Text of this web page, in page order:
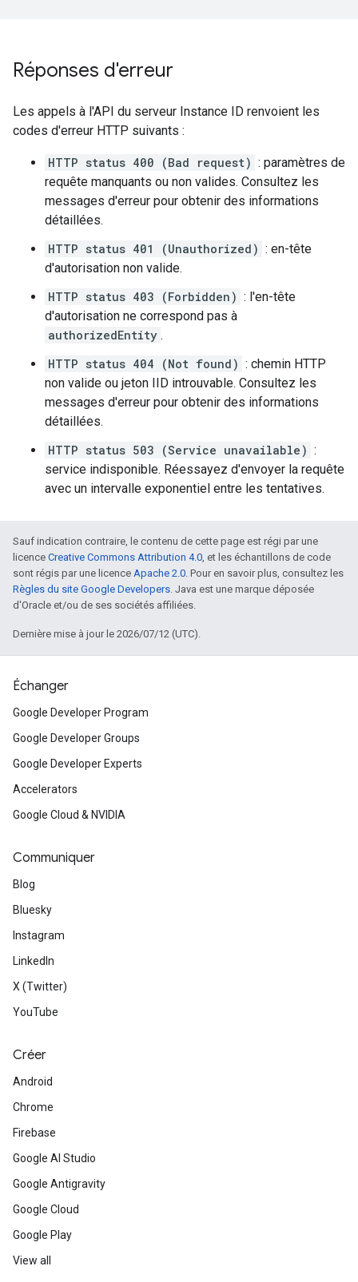
Réponses d'erreur
Les appels à l'API du serveur Instance ID renvoient les
codes d'erreur HTTP suivants :
HTTP status 400 (Bad request) : paramètres de
requête manquants ou non valides. Consultez les
messages d'erreur pour obtenir des informations
détaillées.
HTTP status 401 (Unauthorized) : en-tête
d'autorisation non valide.
HTTP status 403 (Forbidden) : l'en-tête
d'autorisation ne correspond pas à
authorizedEntity .
HTTP status 404 (Not found) : chemin HTTP
non valide ou jeton IID introuvable. Consultez les
messages d'erreur pour obtenir des informations
détaillées.
HTTP status 503 (Service unavailable) :
service indisponible. Réessayez d'envoyer la requête
avec un intervalle exponentiel entre les tentatives.
Sauf indication contraire, le contenu de cette page est régi par une
licence Creative Commons Attribution 4.0, et les échantillons de code
sont régis par une licence Apache 2.0. Pour en savoir plus, consultez les
Règles du site Google Developers. Java est une marque déposée
d'Oracle et/ou de ses sociétés affiliées.
Dernière mise à jour le 2026/07/12 (UTC).
Échanger
Google Developer Program
Google Developer Groups
Google Developer Experts
Accelerators
Google Cloud & NVIDIA
Communiquer
Blog
Bluesky
Instagram
LinkedIn
X (Twitter)
YouTube
Créer
Android
Chrome
Firebase
Google AI Studio
Google Antigravity
Google Cloud
Google Play
View all